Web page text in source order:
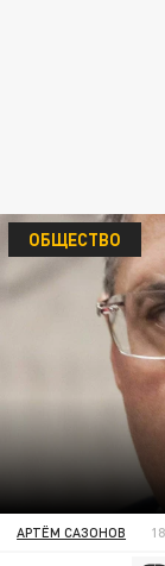
ОБЩЕСТВО
АРТЁМ САЗОНОВ